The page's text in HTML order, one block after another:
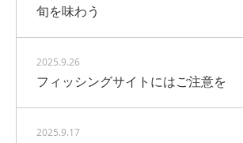
旬を味わう
2025.9.26
フィッシングサイトにはご注意を
2025.9.17